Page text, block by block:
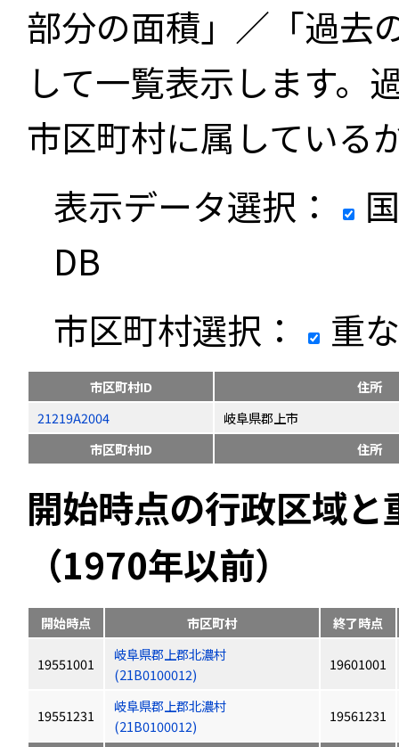
部分の面積」／「過去
して一覧表示します。
市区町村に属している
表示データ選択：
DB
市区町村選択：
重
市区町村ID
住所
21219A2004
岐阜県郡上市
市区町村ID
住所
開始時点の行政区域
（1970年以前）
開始時点 市区町村 終了時点
19551001
岐阜県郡上郡北濃村
(21B0100012)
19601001
19551231
岐阜県郡上郡北濃村
(21B0100012)
19561231